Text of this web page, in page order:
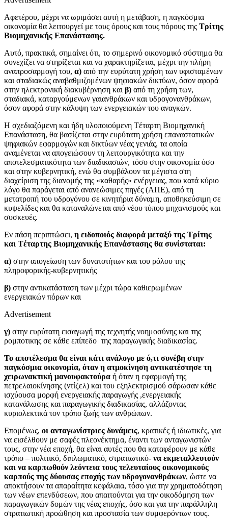
Αφετέρου, μέχρι να ωριμάσει αυτή η μετάβαση, η παγκόσμια
οικονομία θα λειτουργεί με τους όρους και τους πόρους της Tρίτης
Bιομηχανικής Eπανάστασης.
Αυτό, πρακτικά, σημαίνει ότι, το σημερινό οικονομικό σύστημα θα
συνεχίζει να στηρίζεται και να χαρακτηρίζεται, μέχρι την πλήρη
αναπροσαρμογή του, α) από την ευρύτατη χρήση των υφισταμένων
και σταδιακώς αναβαθμιζομένων ψηφιακών δικτύων, όσον αφορά
στην ηλεκτρονική διακυβέρνηση και β) από τη χρήση των,
σταδιακά, καταργούμενων γαιανθράκων και υδρογονανθράκων,
όσον αφορά στην κάλυψη των ενεργειακών του αναγκών.
Η σχεδιαζόμενη και ήδη υλοποιούμενη Tέταρτη Bιομηχανική
Eπανάσταση, θα βασίζεται στην ευρύτατη χρήση επαναστατικών
ψηφιακών εφαρμογών και δικτύων νέας γενιάς, τα οποία
αναμένεται να απογειώσουν τη λειτουργικότητα και την
αποτελεσματικότητα των διαδικασιών, τόσο στην οικονομία όσο
και στην κυβερνητική, ενώ θα συμβάλουν τα μέγιστα στη
διαχείριση της διανομής της «καθαρής» ενέργειας, που κατά κύριο
λόγο θα παράγεται από ανανεώσιμες πηγές (ΑΠΕ), από τη
μετατροπή του υδρογόνου σε κινητήρια δύναμη, αποθηκεύσιμη σε
κυψελίδες και θα καταναλώνεται από νέου τύπου μηχανισμούς και
συσκευές.
Εν πάση περιπτώσει, η ειδοποιός διαφορά μεταξύ της Tρίτης
και Tέταρτης Bιομηχανικής Eπανάστασης θα συνίσταται:
α) στην απογείωση των δυνατοτήτων και του ρόλου της
πληροφορικής-κυβερνητικής
β) στην αντικατάσταση των μέχρι τώρα καθιερωμένων
ενεργειακών πόρων και
Advertisement
γ) στην ευρύτατη εισαγωγή της τεχνητής νοημοσύνης και της
ρομποτικης σε κάθε επίπεδο της παραγωγικής διαδικασίας.
Το αποτέλεσμα θα είναι κάτι ανάλογο με ό,τι συνέβη στην
παγκόσμια οικονομία, όταν η ατμοκίνηση αντικατέστησε τη
χειρωνακτική μανουφακτούρα ή όταν η εφαρμογή της
πετρελαιοκίνησης (ντίζελ) και του εξηλεκτρισμού σάρωσαν κάθε
ισχύουσα μορφή ενεργειακής παραγωγής ,ενεργειακής
κατανάλωσης και παραγωγικής διαδικασίας, αλλάζοντας
κυριολεκτικά τον τρόπο ζωής των ανθρώπων.
Επομένως, οι ανταγωνίστριες δυνάμεις, κρατικές ή ιδιωτικές, για
να εισέλθουν με σαφές πλεονέκτημα, έναντι των ανταγωνιστών
τους, στην νέα εποχή, θα είναι αυτές που θα καταφέρουν με κάθε
τρόπο – πολιτικό, διπλωματικό, στρατιωτικό- να εκμεταλλευτούν
και να καρπωθούν λεόντεια τους τελευταίους οικονομικούς
καρπούς της δύουσας εποχής των υδρογονανθράκων, ώστε να
αποκτήσουν τα απαραίτητα κεφάλαια, τόσο για την χρηματοδότηση
των νέων επενδύσεων, που απαιτούνται για την οικοδόμηση των
παραγωγικών δομών της νέας εποχής, όσο και για την παράλληλη
στρατιωτική προώθηση και προστασία των συμφερόντων τους.